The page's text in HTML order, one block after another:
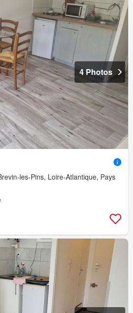
4 Photos
les-Pins, Loire-Atlantique, Pays